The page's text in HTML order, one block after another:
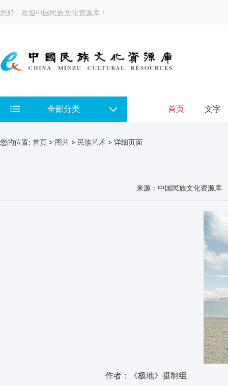
您好，欢迎中国民族文化资源库！
全部分类 首页 文字
您的位置: 首页 > 图片 > 民族艺术 > 详细页面
来源：中国民族文化资源库
作者：《极地》摄制组